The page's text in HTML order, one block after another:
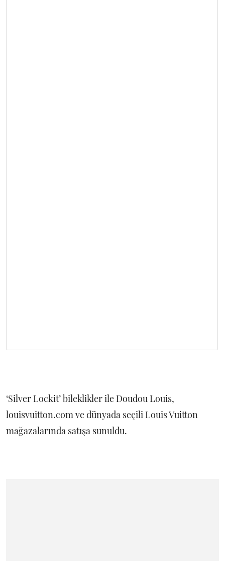
‘Silver Lockit’ bileklikler ile Doudou Louis,
louisvuitton.com ve dünyada seçili Louis Vuitton
mağazalarında satışa sunuldu.